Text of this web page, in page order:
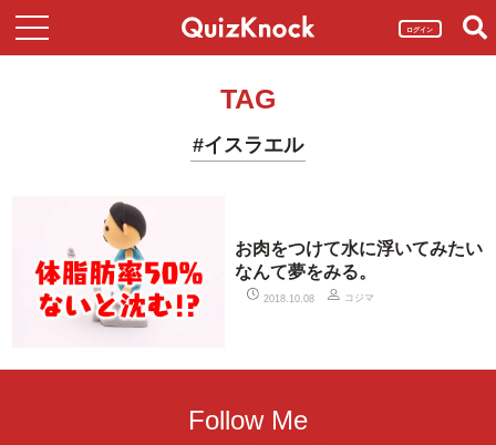
ログイン
TAG
#イスラエル
お肉をつけて水に浮いてみたい
なんて夢をみる。
2018.10.08 コジマ
Follow Me